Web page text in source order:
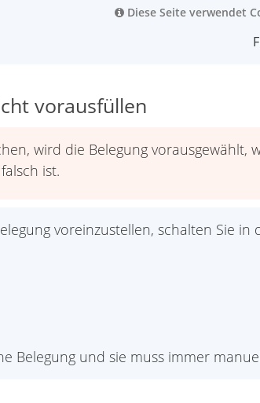
Diese Seite verwendet
vorausfüllen
wird die Belegung
ist.
voreinzustellen, schalten Sie in
Belegung und sie muss immer